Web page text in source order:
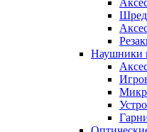
Наушники